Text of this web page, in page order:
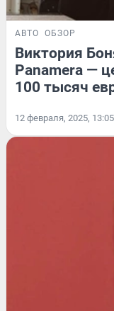
АВТО ОБЗОР
Виктория
Panamera —
100 тысяч
12 февраля, 2025, 13:05